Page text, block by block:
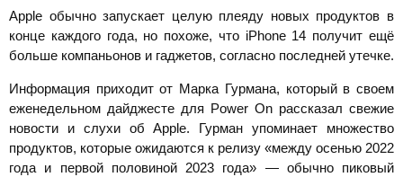
Apple обычно запускает целую плеяду новых продуктов в
конце каждого года, но похоже, что iPhone 14 получит ещё
больше компаньонов и гаджетов, согласно последней утечке.
Информация приходит от Марка Гурмана, который в своем
еженедельном дайджесте для Power On рассказал свежие
новости и слухи об Apple. Гурман упоминает множество
продуктов, которые ожидаются к релизу «между осенью 2022
года и первой половиной 2023 года» — обычно пиковый